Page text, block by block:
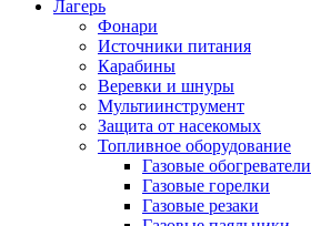
Лагерь
Фонари
Источники питания
Карабины
Веревки и шнуры
Мультиинструмент
Защита от насекомых
Топливное оборудование
Газовые обогреватели
Газовые горелки
Газовые резаки